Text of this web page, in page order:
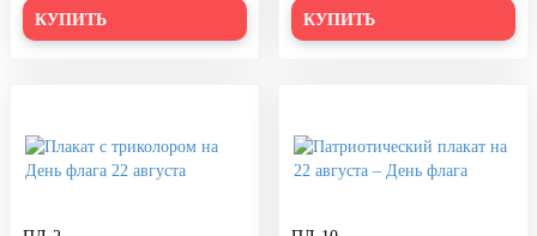
воскресенье сентября)
19 октября, День Отца
КУПИТЬ КУПИТЬ